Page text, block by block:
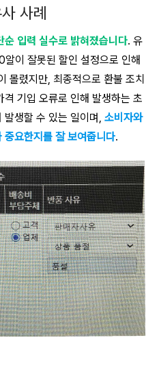
사례
순 입력 실수로 밝혀졌습니다. 유
이 잘못된 할인 설정으로 인해
몰렸지만, 최종적으로 환불 조치
기입 오류로 인해 발생하는 초
발생할 수 있는 일이며, 소비자와
중요한지를 잘 보여줍니다.